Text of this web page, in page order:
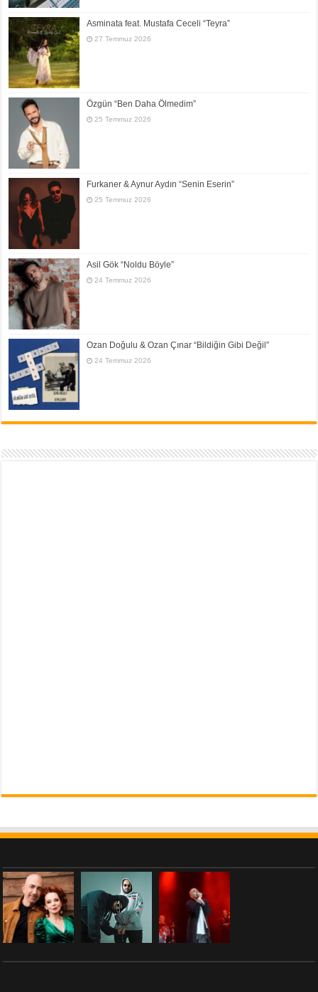
Asminata feat. Mustafa Ceceli “Teyra”
27 Temmuz 2026
Özgün “Ben Daha Ölmedim”
25 Temmuz 2026
Furkaner & Aynur Aydın “Senin Eserin”
25 Temmuz 2026
Asil Gök “Noldu Böyle”
24 Temmuz 2026
Ozan Doğulu & Ozan Çınar “Bildiğin Gibi Değil”
24 Temmuz 2026